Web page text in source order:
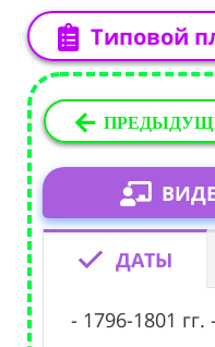
Типовой
ДАТЫ
- 1796-1801